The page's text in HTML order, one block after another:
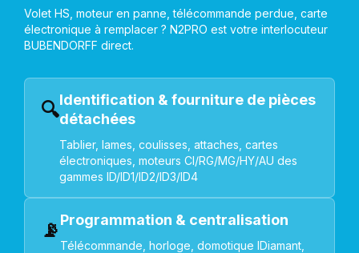
Volet HS, moteur en panne, télécommande perdue, carte
électronique à remplacer ? N2PRO est votre interlocuteur
BUBENDORFF direct.
🔍Identification & fourniture de pièces
détachées
Tablier, lames, coulisses, attaches, cartes
électroniques, moteurs CI/RG/MG/HY/AU des
gammes ID/ID1/ID2/ID3/ID4
📡Programmation & centralisation
Télécommande, horloge, domotique IDiamant,